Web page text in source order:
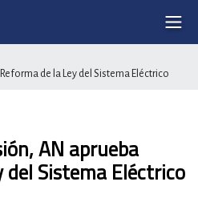
de la Ley del Sistema Eléctrico
AN aprueba
del Sistema Eléctrico